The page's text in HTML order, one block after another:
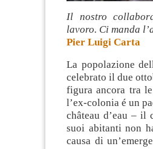
Il nostro
lavoro. Ci manda
Pier Luigi Carta
La popolazione
celebrato il due
figura ancora tra
l’ex-colonia é un
château d’eau – il
suoi abitanti non
causa di